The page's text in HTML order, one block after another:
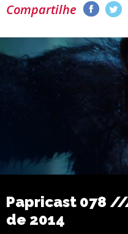
Compartilhe
Papricast 078
de 2014